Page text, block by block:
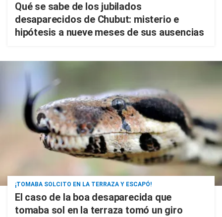
Qué se sabe de los jubilados
desaparecidos de Chubut: misterio e
hipótesis a nueve meses de sus ausencias
¡TOMABA SOLCITO EN LA TERRAZA Y ESCAPÓ!
El caso de la boa desaparecida que
tomaba sol en la terraza tomó un giro